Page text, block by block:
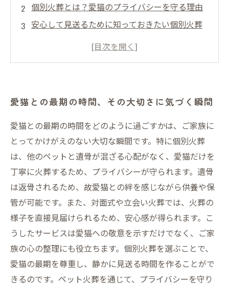
個別火葬とは？愛猫のプライバシーを守る理由
安心して見送るために知っておきたい個別火葬
最後の方法
対面式や立会い火葬で得られる心の安心とは？
愛猫の個別火葬が選ばれる理由とその未来への
想い
愛猫との最期の時間、その大切さに気づく瞬間
愛猫との最期の時間をどのように過ごすかは、ご家族に
とってかけがえのない大切な瞬間です。特に個別火葬
は、他のペットと遺骨が混ざる心配がなく、愛猫だけを
丁寧に火葬するため、プライバシーが守られます。遺骨
は返骨されるため、故愛猫との絆を感じながら供養や保
管が可能です。また、対面式や立会い火葬では、火葬の
様子を直接見届けられるため、安心感が得られます。こ
うしたサービスは愛猫への敬意を示すだけでなく、ご家
族の心の整理にも役立ちます。個別火葬を選ぶことで、
愛猫の最期を尊重し、静かに見送る時間を作ることがで
きるのです。ペット火葬を通じて、プライバシーを守り